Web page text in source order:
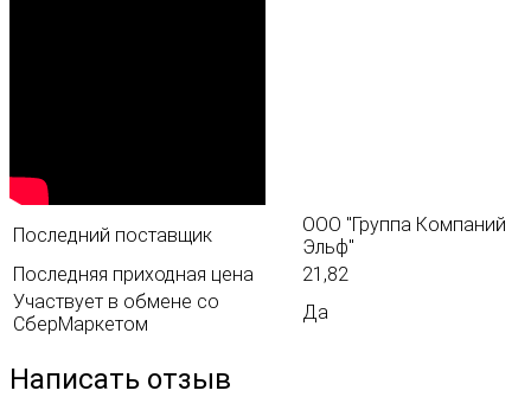
Последний поставщик
ООО "Группа Компаний
Эльф"
Последняя приходная цена
21,82
Участвует в обмене со
СберМаркетом
Да
Написать отзыв